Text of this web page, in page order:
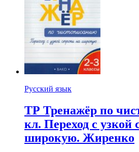
Русский язык
ТР Тренажёр по
кл. Переход с узкой
широкую. Жиренко